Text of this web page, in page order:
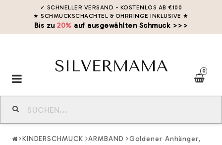
✓ SCHNELLER VERSAND - KOSTENLOS AB €100
★ SCHMUCKSCHACHTEL & OHRRINGE INKLUSIVE ★
Bis zu20% auf ausgewählten Schmuck >>>
0
Toggle
navigation
KINDERSCHMUCK ARMBAND
Goldener Anhänger,